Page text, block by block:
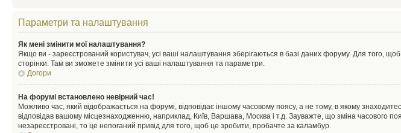
Параметри та налаштування
Як мені змінити мої налаштування?
Якщо ви - зареєстрований користувач, усі ваші налаштування зберігаються в базі даних форуму. Для того, щоб
сторінки. Там ви зможете змінити усі ваші налаштування та параметри.
Догори
На форумі встановлено невірний час!
Можливо час, який відображається на форумі, відповідає іншому часовому поясу, а не тому, в якому
відповідав вашому місцезнаходженню, наприклад, Київ, Варшава, Москва і т.д. Зауважте, що зміна часового
незареєстровані, то це непоганий привід для того, щоб це зробити, пробачте за каламбур.